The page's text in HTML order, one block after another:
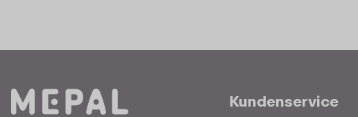
Kundenservice